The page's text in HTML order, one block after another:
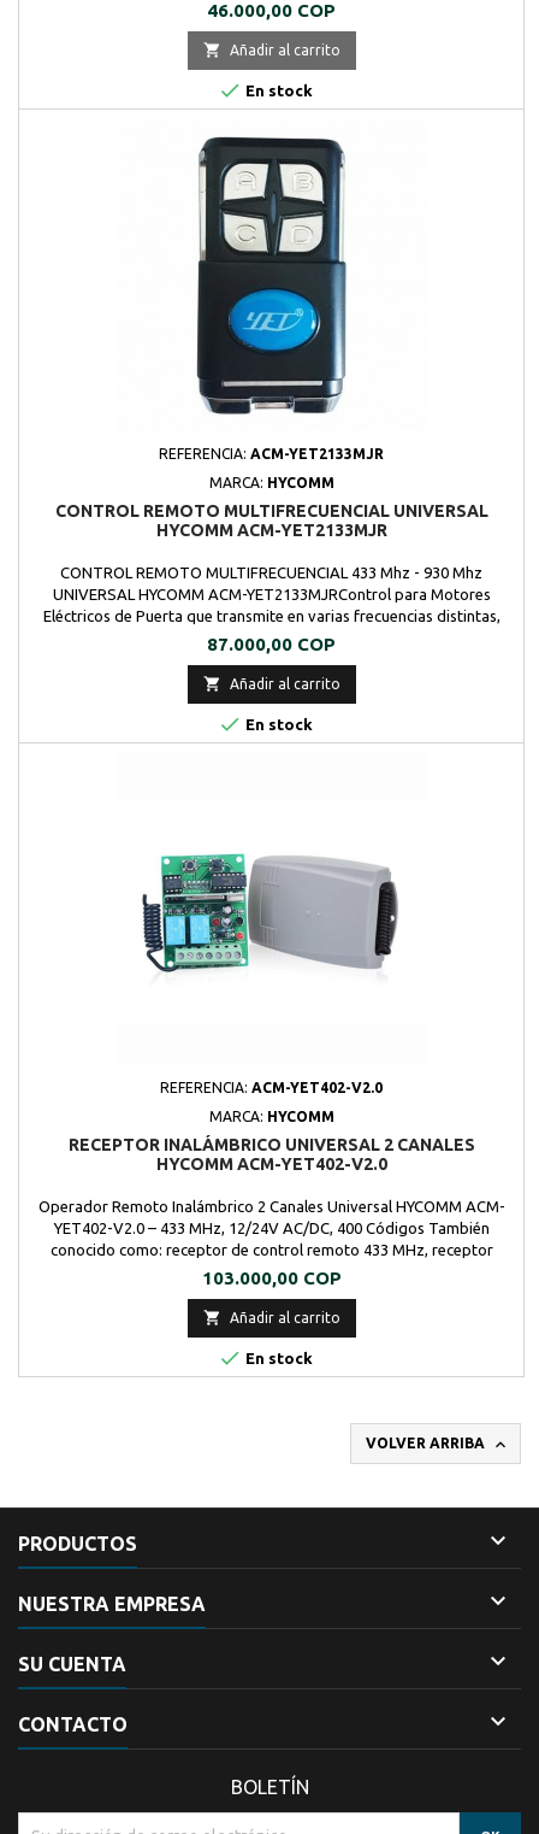
Clip reforzado desmontable.
Precio
46.000,00 COP
 Añadir al carrito
 En stock
REFERENCIA: ACM-YET2133MJR
MARCA: HYCOMM
CONTROL REMOTO MULTIFRECUENCIAL UNIVERSAL
HYCOMM ACM-YET2133MJR
CONTROL REMOTO MULTIFRECUENCIAL 433 Mhz - 930 Mhz
UNIVERSAL HYCOMM ACM-YET2133MJRControl para Motores
Eléctricos de Puerta que transmite en varias frecuencias distintas,
por lo que es compatible con gran cantidad de motores de marcas
(En las imagenes encontraran todas las marcas
compatibles)Duplicador para la mayoría de los mandos a distancia
de puertas,...
Precio
87.000,00 COP
 Añadir al carrito
 En stock
REFERENCIA: ACM-YET402-V2.0
MARCA: HYCOMM
RECEPTOR INALÁMBRICO UNIVERSAL 2 CANALES
HYCOMM ACM-YET402-V2.0
Operador Remoto Inalámbrico 2 Canales Universal HYCOMM ACM-
YET402-V2.0 – 433 MHz, 12/24V AC/DC, 400 Códigos También
conocido como: receptor de control remoto 433 MHz, receptor
universal RF, módulo receptor de relé, operador remoto inalámbrico.
Aplicaciones comunes Apertura de puertas eléctricas o portones
Control de cerraduras y chapas eléctricas...
Precio
103.000,00 COP
 Añadir al carrito
 En stock
VOLVER ARRIBA 
PRODUCTOS 
NUESTRA EMPRESA 
SU CUENTA 
CONTACTO 
BOLETÍN